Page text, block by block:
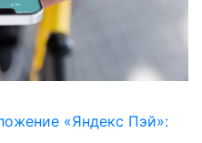
«Яндекс Пэй»: